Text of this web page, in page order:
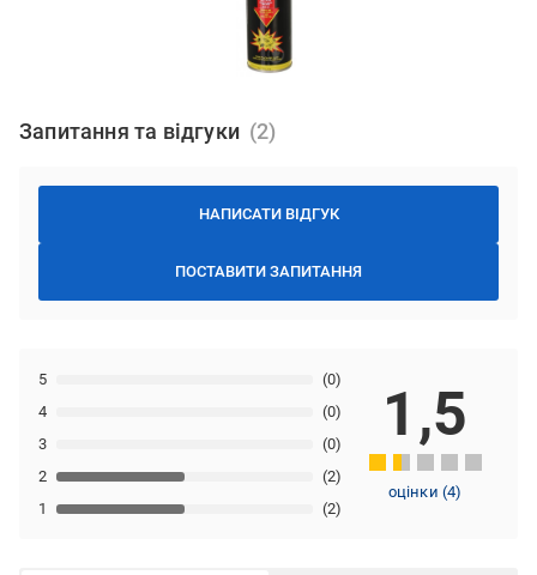
Запитання та відгуки
НАПИСАТИ ВІДГУК
ПОСТАВИТИ ЗАПИТАННЯ
1 (2)
2 (2)
3 (0)
4 (0)
5 (0)
1,5
оцінки(4)